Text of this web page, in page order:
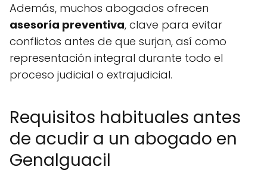
Además, muchos abogados ofrecen
asesoría preventiva, clave para evitar
conflictos antes de que surjan, así como
representación integral durante todo el
proceso judicial o extrajudicial.
Requisitos habituales antes
de acudir a un abogado en
Genalguacil